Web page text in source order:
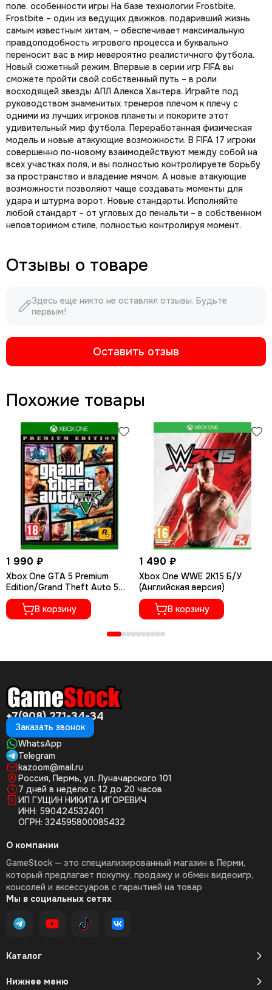
поле. особенности игры На базе технологии Frostbite.
Frostbite – один из ведущих движков, подаривший жизнь
самым известным хитам, – обеспечивает максимальную
правдоподобность игрового процесса и буквально
переносит вас в мир невероятно реалистичного футбола.
Новый сюжетный режим. Впервые в серии игр FIFA вы
сможете пройти свой собственный путь – в роли
восходящей звезды АПЛ Алекса Хантера. Играйте под
руководством знаменитых тренеров плечом к плечу с
одними из лучших игроков планеты и покорите этот
удивительный мир футбола. Переработанная физическая
модель и новые атакующие возможности. В FIFA 17 игроки
совершенно по-новому взаимодействуют между собой на
всех участках поля, и вы полностью контролируете борьбу
за пространство и владение мячом. А новые атакующие
возможности позволяют чаще создавать моменты для
удара и штурма ворот. Новые стандарты. Исполняйте
любой стандарт – от угловых до пенальти – в собственном
неповторимом стиле, полностью контролируя момент.
Отзывы о товаре
Здесь еще никто не оставлял отзывы. Будьте
первым!
Оставить отзыв
Похожие товары
1 990 ₽
Xbox One GTA 5 Premium
Edition/Grand Theft Auto 5
(Новый, Русские субтитры)
В корзину
1 490 ₽
Xbox One WWE 2K15 Б/У
(Английская версия)
В корзину
+7(908) 271-34-34
Заказать звонок
WhatsApp
Telegram
kazoom@mail.ru
Россия, Пермь, ул. Луначарского 101
7 дней в неделю с 12 до 20 часов
ИП ГУЩИН НИКИТА ИГОРЕВИЧ
ИНН: 590424532401
ОГРН: 324595800085432
Каталог
Нижнее меню
О компании
GameStock — это специализированный магазин в Перми,
который предлагает покупку, продажу и обмен видеоигр,
консолей и аксессуаров с гарантией на товар
Мы в социальных сетях